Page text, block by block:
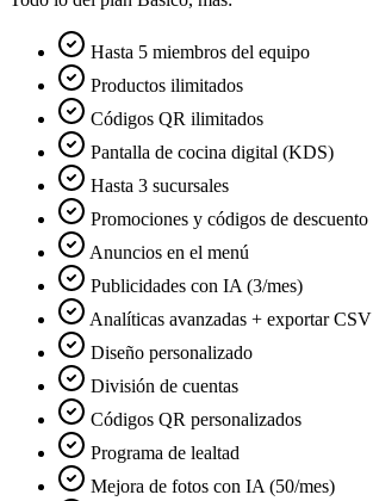
Hasta 5 miembros del equipo
Productos ilimitados
Códigos QR ilimitados
Pantalla de cocina digital (KDS)
Hasta 3 sucursales
Promociones y códigos de descuento
Anuncios en el menú
Publicidades con IA (3/mes)
Analíticas avanzadas + exportar CSV
Diseño personalizado
División de cuentas
Códigos QR personalizados
Programa de lealtad
Mejora de fotos con IA (50/mes)